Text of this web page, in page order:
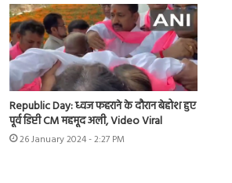
Republic Day: ध्वज फहराने के दौरान बेहोश हुए
पूर्व डिप्टी CM महमूद अली, Video Viral
26 January 2024 - 2:27 PM